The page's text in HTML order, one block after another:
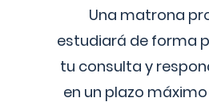
Una matrona
estudiará de forma
tu consulta y
en un plazo